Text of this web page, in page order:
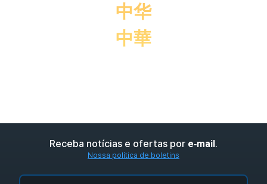
中华
中華
Receba notícias e ofertas por e‑mail.
Nossa política de boletins